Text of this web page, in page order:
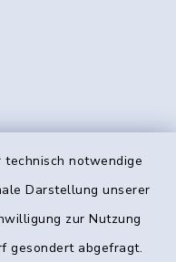
notwendige
Darstellung unserer
zur Nutzung
gesondert abgefragt.